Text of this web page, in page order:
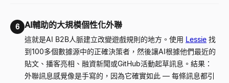
6 AI輔助的大規模個性化外聯
這就是AI B2B人脈建立改變遊戲規則的地方。使用 Lessie 找
到100多個數據源中的正確決策者，然後讓AI根據他們最近的
貼文、播客亮相、融資新聞或GitHub活動起草訊息。結果：
外聯訊息感覺像是手寫的，因為它確實如此 — 每條訊息都引